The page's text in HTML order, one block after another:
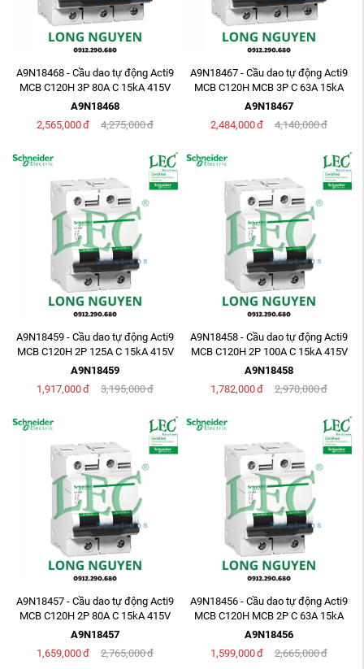
A9N18468 - Cầu dao tự động Acti9
MCB C120H 3P 80A C 15kA 415V
A9N18468
2,565,000đ 4,275,000đ
A9N18467 - Cầu dao tự động Acti9
MCB C120H MCB 3P C 63A 15kA
415V
A9N18467
2,484,000đ 4,140,000đ
A9N18459 - Cầu dao tự động Acti9
MCB C120H 2P 125A C 15kA 415V
A9N18459
1,917,000đ 3,195,000đ
A9N18458 - Cầu dao tự động Acti9
MCB C120H 2P 100A C 15kA 415V
A9N18458
1,782,000đ 2,970,000đ
A9N18457 - Cầu dao tự động Acti9
MCB C120H 2P 80A C 15kA 415V
A9N18457
1,659,000đ 2,765,000đ
A9N18456 - Cầu dao tự động Acti9
MCB C120H MCB 2P C 63A 15kA
415V
A9N18456
1,599,000đ 2,665,000đ